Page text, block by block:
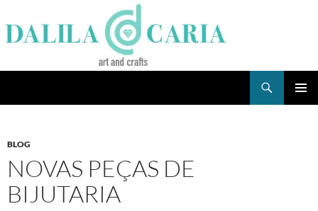
to
content
BLOG
NOVAS PEÇAS DE
BIJUTARIA